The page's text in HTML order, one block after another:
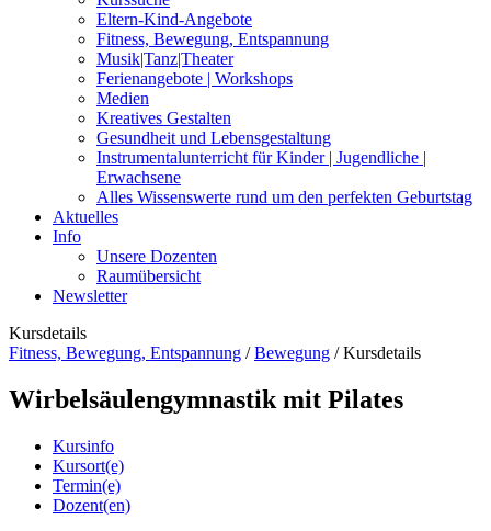
Eltern-Kind-Angebote
Fitness, Bewegung, Entspannung
Musik|Tanz|Theater
Ferienangebote | Workshops
Medien
Kreatives Gestalten
Gesundheit und Lebensgestaltung
Instrumentalunterricht für Kinder | Jugendliche |
Erwachsene
Alles Wissenswerte rund um den perfekten Geburtstag
Aktuelles
Info
Unsere Dozenten
Raumübersicht
Newsletter
Kursdetails
Fitness, Bewegung, Entspannung /Bewegung /Kursdetails
Wirbelsäulengymnastik mit Pilates
Kursinfo
Kursort(e)
Termin(e)
Dozent(en)